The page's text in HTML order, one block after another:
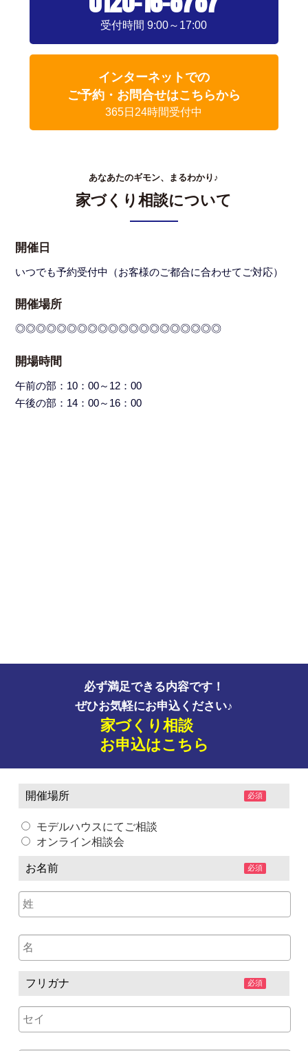
受付時間 9:00～17:00
インターネットでの
ご予約・お問合せはこちらから
365日24時間受付中
あなあたのギモン、まるわかり♪
家づくり相談について
開催日
いつでも予約受付中（お客様のご都合に合わせてご対応）
開催場所
◎◎◎◎◎◎◎◎◎◎◎◎◎◎◎◎◎◎◎◎
開場時間
午前の部：10：00～12：00
午後の部：14：00～16：00
必ず満足できる内容です！
ぜひお気軽にお申込ください♪
家づくり相談
お申込はこちら
開催場所 必須
モデルハウスにてご相談
オンライン相談会
お名前 必須
フリガナ 必須